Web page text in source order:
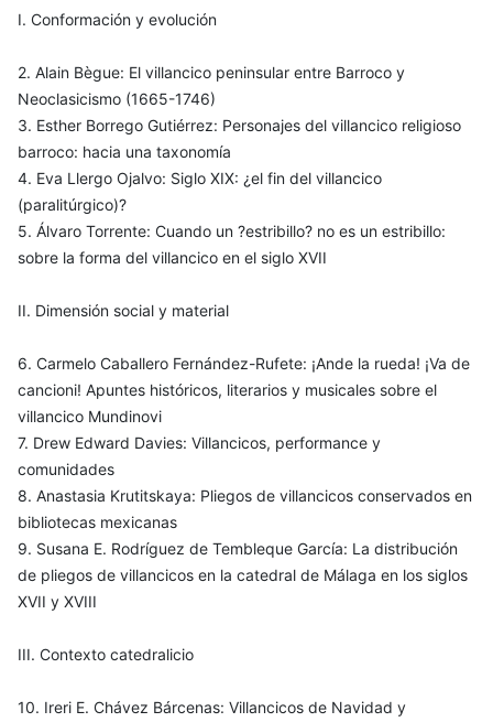
I. Conformación y evolución
2. Alain Bègue: El villancico peninsular entre Barroco y
Neoclasicismo (1665-1746)
3. Esther Borrego Gutiérrez: Personajes del villancico religioso
barroco: hacia una taxonomía
4. Eva Llergo Ojalvo: Siglo XIX: ¿el fin del villancico
(paralitúrgico)?
5. Álvaro Torrente: Cuando un ?estribillo? no es un estribillo:
sobre la forma del villancico en el siglo XVII
II. Dimensión social y material
6. Carmelo Caballero Fernández-Rufete: ¡Ande la rueda! ¡Va de
cancioni! Apuntes históricos, literarios y musicales sobre el
villancico Mundinovi
7. Drew Edward Davies: Villancicos, performance y
comunidades
8. Anastasia Krutitskaya: Pliegos de villancicos conservados en
bibliotecas mexicanas
9. Susana E. Rodríguez de Tembleque García: La distribución
de pliegos de villancicos en la catedral de Málaga en los siglos
XVII y XVIII
III. Contexto catedralicio
10. Ireri E. Chávez Bárcenas: Villancicos de Navidad y